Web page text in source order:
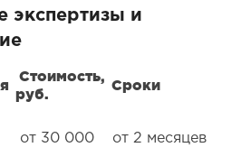
экспертизы и
Стоимость,
руб.
Сроки
от 30 000 от 2 месяцев